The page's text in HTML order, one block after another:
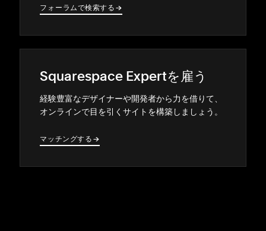
フ⁠ォ⁠ーラムで検索する →
→
Squarespace Expertを雇う
経験豊富なデザイナ⁠ーや開発者から力を借りて⁠、
オンラインで目を引くサイトを構築しまし⁠ょう⁠。
マ⁠ッチングする →
→